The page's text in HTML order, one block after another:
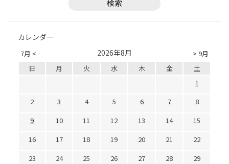
カレンダー
7月 < > 9月
2026年8月
日 月 火 水 木 金
土
1
2
3 4 5 6 7
8
9
10 11 12 13 14
15
16
17 18 19 20 21
22
23
24 25 26 27 28
29